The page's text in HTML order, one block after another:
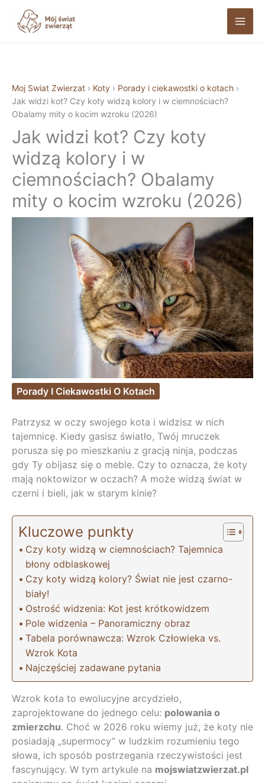
Przejdź
treści
Moj Swiat Zwierzat › Koty › Porady i ciekawostki o kotach ›
Jak widzi kot? Czy koty widzą kolory i w ciemnościach?
Obalamy mity o kocim wzroku (2026)
Jak widzi kot? Czy koty
widzą kolory i w
ciemnościach? Obalamy
mity o kocim wzroku (2026)
Porady I Ciekawostki O Kotach
Patrzysz w oczy swojego kota i widzisz w nich
tajemnicę. Kiedy gasisz światło, Twój mruczek
porusza się po mieszkaniu z gracją ninja, podczas
gdy Ty obijasz się o meble. Czy to oznacza, że koty
mają noktowizor w oczach? A może widzą świat w
czerni i bieli, jak w starym kinie?
Kluczowe punkty
Czy koty widzą w ciemnościach? Tajemnica
błony odblaskowej
Czy koty widzą kolory? Świat nie jest czarno-
biały!
Ostrość widzenia: Kot jest krótkowidzem
Pole widzenia – Panoramiczny obraz
Tabela porównawcza: Wzrok Człowieka vs.
Wzrok Kota
Najczęściej zadawane pytania
Wzrok kota to ewolucyjne arcydzieło,
zaprojektowane do jednego celu: polowania o
zmierzchu. Choć w 2026 roku wiemy już, że koty nie
posiadają „supermocy” w ludzkim rozumieniu tego
słowa, ich sposób postrzegania rzeczywistości jest
fascynujący. W tym artykule na mojswiatzwierzat.pl